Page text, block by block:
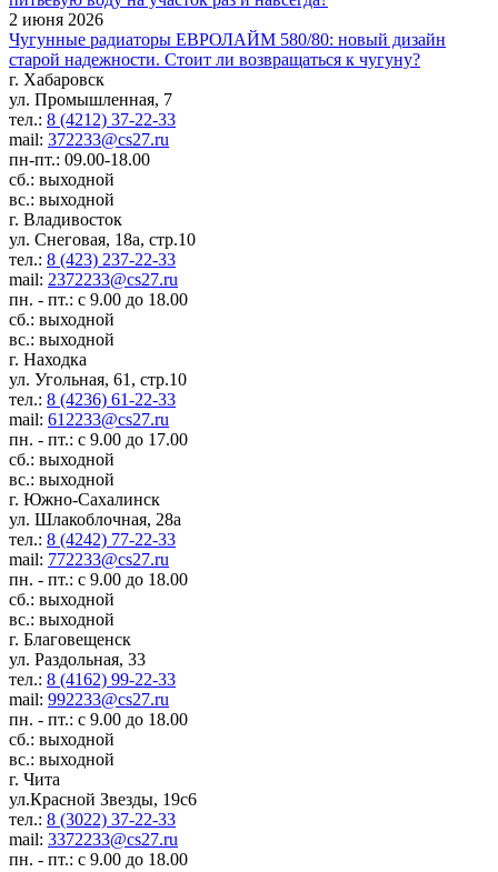
2 июня 2026
Чугунные радиаторы ЕВРОЛАЙМ 580/80: новый дизайн
старой надежности. Стоит ли возвращаться к чугуну?
г. Хабаровск
ул. Промышленная, 7
тел.: 8 (4212) 37-22-33
mail: 372233@cs27.ru
пн-пт.: 09.00-18.00
сб.: выходной
вс.: выходной
г. Владивосток
ул. Снеговая, 18а, стр.10
тел.: 8 (423) 237-22-33
mail: 2372233@cs27.ru
пн. - пт.: с 9.00 до 18.00
сб.: выходной
вс.: выходной
г. Находка
ул. Угольная, 61, стр.10
тел.: 8 (4236) 61-22-33
mail: 612233@cs27.ru
пн. - пт.: с 9.00 до 17.00
сб.: выходной
вс.: выходной
г. Южно-Сахалинск
ул. Шлакоблочная, 28а
тел.: 8 (4242) 77-22-33
mail: 772233@cs27.ru
пн. - пт.: с 9.00 до 18.00
сб.: выходной
вс.: выходной
г. Благовещенск
ул. Раздольная, 33
тел.: 8 (4162) 99-22-33
mail: 992233@cs27.ru
пн. - пт.: с 9.00 до 18.00
сб.: выходной
вс.: выходной
г. Чита
ул.Красной Звезды, 19с6
тел.: 8 (3022) 37-22-33
mail: 3372233@cs27.ru
пн. - пт.: с 9.00 до 18.00